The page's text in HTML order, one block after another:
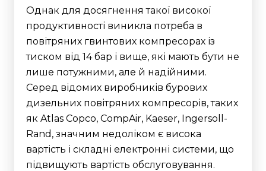
Однак для досягнення такої високої
продуктивності виникла потреба в
повітряних гвинтових компресорах із
тиском від 14 бар і вище, які мають бути не
лише потужними, але й надійними.
Серед відомих виробників бурових
дизельних повітряних компресорів, таких
як Atlas Copco, CompAir, Kaeser, Ingersoll-
Rand, значним недоліком є висока
вартість і складні електронні системи, що
підвищують вартість обслуговування.